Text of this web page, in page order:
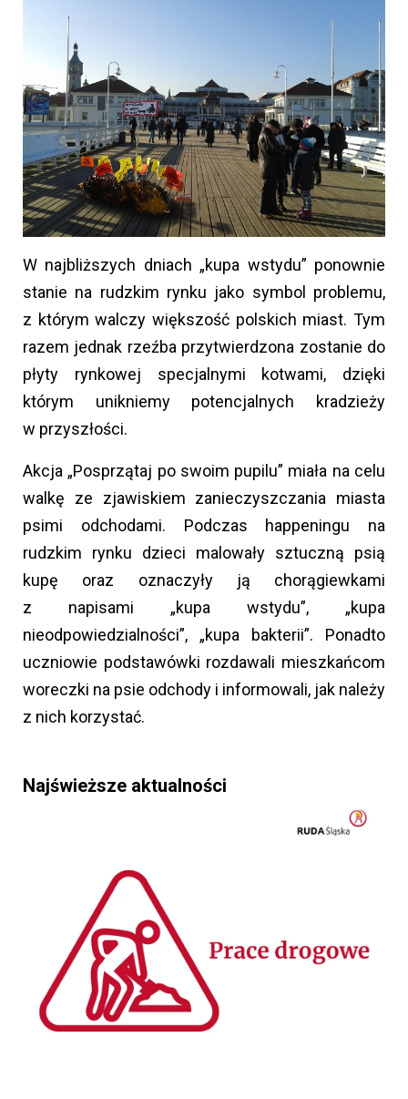
W najbliższych dniach „kupa wstydu” ponownie
stanie na rudzkim rynku jako symbol problemu,
z którym walczy większość polskich miast. Tym
razem jednak rzeźba przytwierdzona zostanie do
płyty rynkowej specjalnymi kotwami, dzięki
którym unikniemy potencjalnych kradzieży
w przyszłości.
Akcja „Posprzątaj po swoim pupilu” miała na celu
walkę ze zjawiskiem zanieczyszczania miasta
psimi odchodami. Podczas happeningu na
rudzkim rynku dzieci malowały sztuczną psią
kupę oraz oznaczyły ją chorągiewkami
z napisami „kupa wstydu”, „kupa
nieodpowiedzialności”, „kupa bakterii”. Ponadto
uczniowie podstawówki rozdawali mieszkańcom
woreczki na psie odchody i informowali, jak należy
z nich korzystać.
Najświeższe aktualności